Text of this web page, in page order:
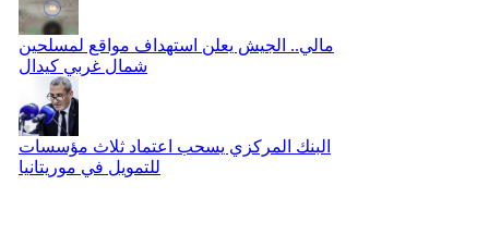
مالي.. الجيش يعلن استهداف مواقع لمسلحين
شمال غربي كيدال
البنك المركزي يسحب اعتماد ثلاث مؤسسات
للتمويل في موريتانيا